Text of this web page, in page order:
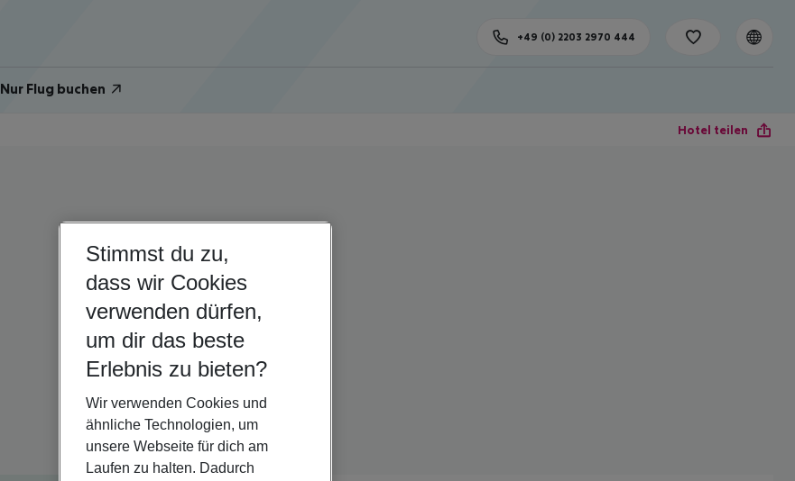
Nur Flug buchen
+49 (0) 2203 2970 444
Hotel teilen
Stimmst du zu,
dass wir Cookies
verwenden dürfen,
um dir das beste
Erlebnis zu bieten?
Wir verwenden Cookies und
ähnliche Technologien, um
unsere Webseite für dich am
Laufen zu halten. Dadurch